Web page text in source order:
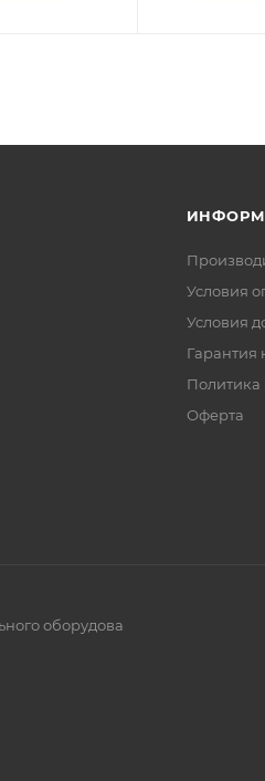
Условия
Условия
Гарантия
Политика
Оферта
оборудова